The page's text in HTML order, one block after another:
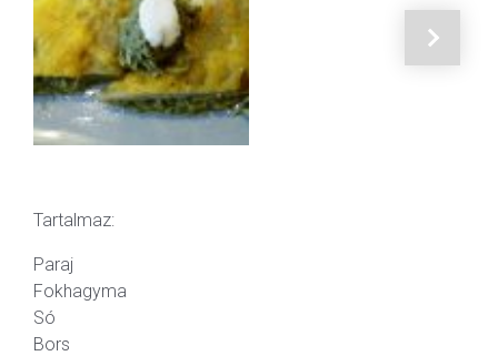
Tartalmaz:
Paraj
Fokhagyma
Só
Bors